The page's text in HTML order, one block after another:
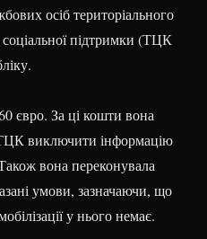
осіб територіального
підтримки (ТЦК
євро. За ці кошти вона
виключити інформацію
вона переконувала
умови, зазначаючи, що
у нього немає.